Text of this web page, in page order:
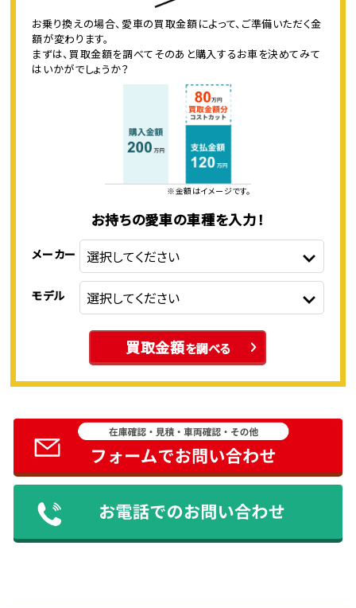
お乗り換えの場合、愛車の買取金額によって、ご準備いただく金
額が変わります。
まずは、買取金額を調べてそのあと購入するお車を決めてみて
はいかがでしょうか？
※金額はイメージです。
お持ちの愛車の車種を入力！
メーカー
モデル
買取金額を調べる